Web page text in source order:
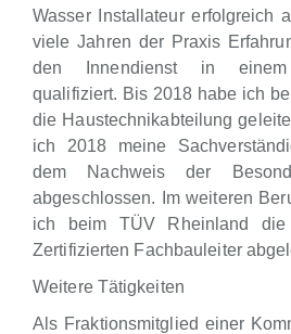
Wasser Installateur erfolgreich
viele Jahren der Praxis
den Innendienst in einem
qualifiziert. Bis 2018 habe ich
die Haustechnikabteilung
ich 2018 meine
dem Nachweis der
abgeschlossen. Im weiteren
ich beim TÜV Rheinland
Zertifizierten Fachbauleiter
Weitere Tätigkeiten
Als Fraktionsmitglied einer